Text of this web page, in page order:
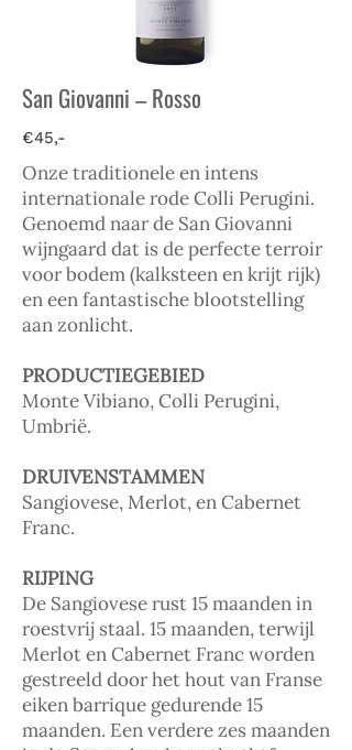
San Giovanni – Rosso
€45,-
Onze traditionele en intens
internationale rode Colli Perugini.
Genoemd naar de San Giovanni
wijngaard dat is de perfecte terroir
voor bodem (kalksteen en krijt rijk)
en een fantastische blootstelling
aan zonlicht.
PRODUCTIEGEBIED
Monte Vibiano, Colli Perugini,
Umbrië.
DRUIVENSTAMMEN
Sangiovese, Merlot, en Cabernet
Franc.
RIJPING
De Sangiovese rust 15 maanden in
roestvrij staal. 15 maanden, terwijl
Merlot en Cabernet Franc worden
gestreeld door het hout van Franse
eiken barrique gedurende 15
maanden. Een verdere zes maanden